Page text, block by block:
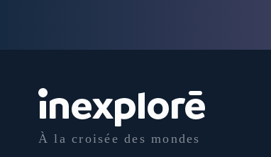
À la croisée des mondes